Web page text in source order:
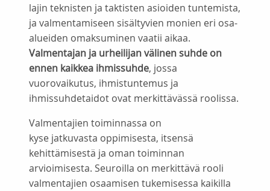
lajin teknisten ja taktisten asioiden tuntemista,
ja valmentamiseen sisältyvien monien eri osa-
alueiden omaksuminen vaatii aikaa.
Valmentajan ja urheilijan välinen suhde on
ennen kaikkea ihmissuhde, jossa
vuorovaikutus, ihmistuntemus ja
ihmissuhdetaidot ovat merkittävässä roolissa.
Valmentajien toiminnassa on
kyse jatkuvasta oppimisesta, itsensä
kehittämisestä ja oman toiminnan
arvioimisesta. Seuroilla on merkittävä rooli
valmentajien osaamisen tukemisessa kaikilla